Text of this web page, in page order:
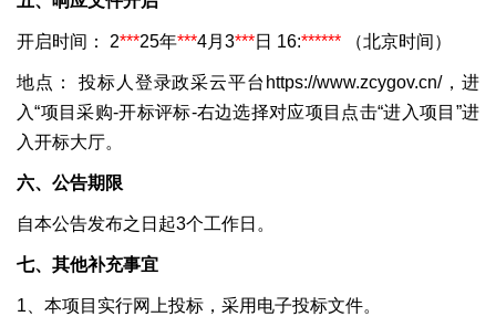
开启时间： 2***25年***4月3***日 16:****** （北京时间）
地点： 投标人登录政采云平台https://www.zcygov.cn/，进
入“项目采购-开标评标-右边选择对应项目点击“进入项目”进
入开标大厅。
六、公告期限
自本公告发布之日起3个工作日。
七、其他补充事宜
1、本项目实行网上投标，采用电子投标文件。